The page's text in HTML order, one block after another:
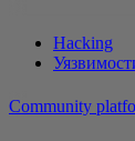
Hacking
Community